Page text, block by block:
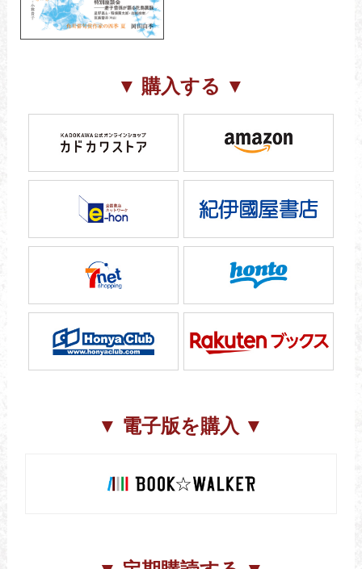
▼ 購入する ▼
▼ 電子版を購入 ▼